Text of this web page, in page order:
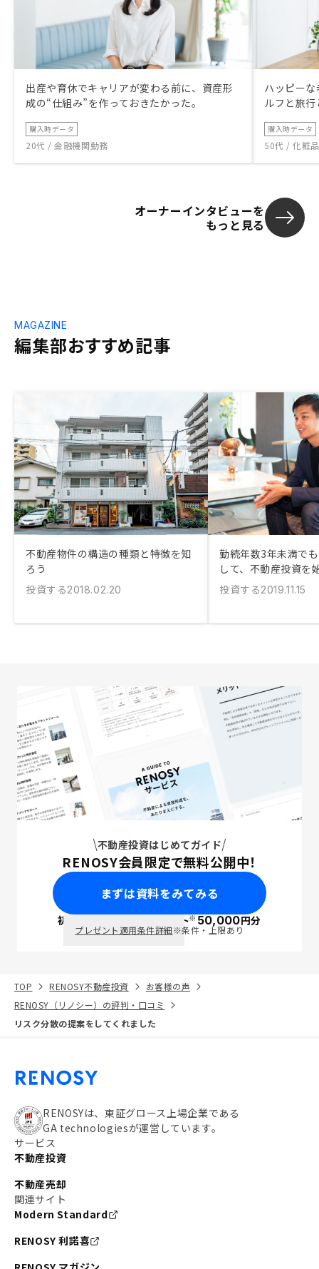
出産や育休でキャリアが変わる前に、資産形
成の“仕組み”を作っておきたかった。
購入時データ
20代 / 金融機関勤務
ハッピー
ルフと旅
購入時データ
50代 / 化粧
オーナーインタビューを
もっと見る
編集部おすすめ記事
MAGAZINE
不動産物件の構造の種類と特徴を知
ろう
投資する2018.02.20
勤続年数3年未満で
して、不動産投資を
投資する2019.11.15
不動産投資はじめてガイド
RENOSY会員限定で無料公開中！
まずは資料をみてみる
初回面談で ポイント※50,000円分
プレゼント適用条件詳細※条件・上限あり
TOP RENOSY不動産投資
お客様の声
RENOSY（リノシー）の評判・口コミ
リスク分散の提案をしてくれました
RENOSYは、東証グロース上場企業である
GA technologiesが運営しています。
サービス
不動産投資
不動産売却
関連サイト
Modern Standard
RENOSY 利諾喜